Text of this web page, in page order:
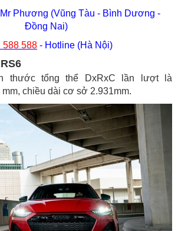
Phương (Vũng Tàu - Bình Dương -
Đồng Nai)
588 588 - Hotline (Hà Nội)
thước tổng thể DxRxC lần lượt là
chiều dài cơ sở 2.931mm.